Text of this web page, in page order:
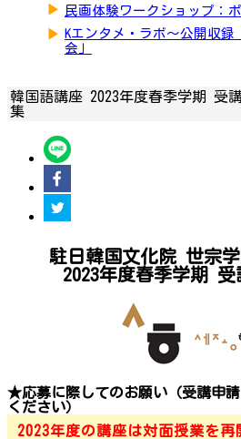
▶ 民画体験ワークショップ：
▶ Kエンタメ・ラボ～公開収録
会」
韓国語講座 2023年度春季学期 受
集
駐日韓国文化院 世宗
2023年度春季学期
★応募に際してのお願い（受講申
ください）
2023年度の講座は対面授業を再